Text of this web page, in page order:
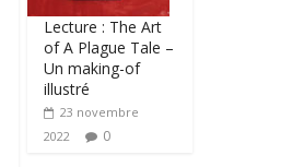
Lecture : The Art
of A Plague Tale –
Un making-of
illustré
23 novembre
2022
0